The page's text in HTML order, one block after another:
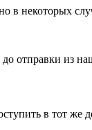
в некоторых
отправки из
в тот же